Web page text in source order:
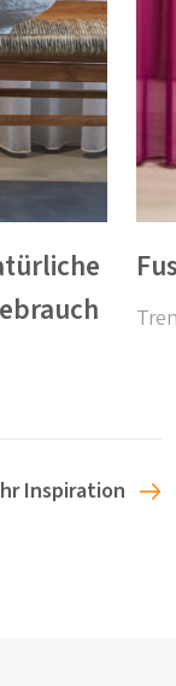
Inspiration